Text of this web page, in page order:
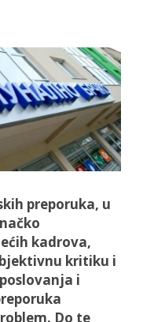
preporuka, u
kadrova,
kritiku i
i
Do te